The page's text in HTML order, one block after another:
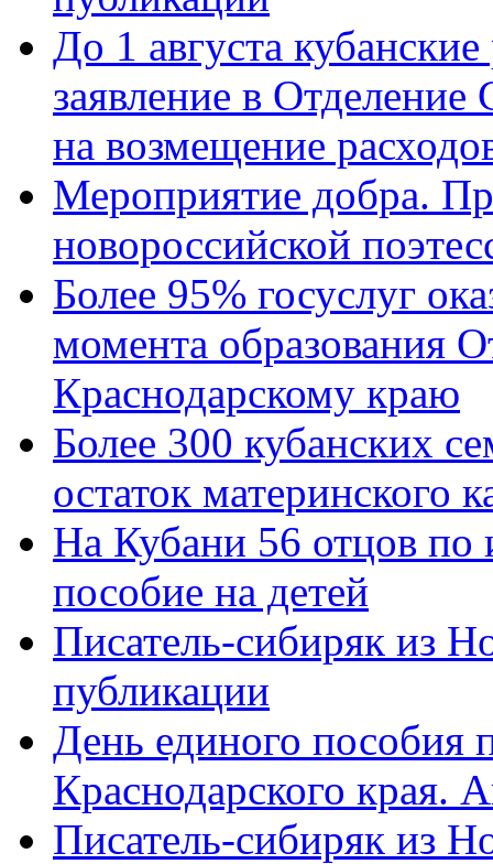
До 1 августа
заявление в
на возмещение
Мероприятие добра.
новороссийской
Более 95% госуслуг
момента образования
Краснодарскому краю
Более 300 кубанских
остаток материнского
На Кубани 56 отцов по
пособие на детей
Писатель-сибиряк из
публикации
День единого пособия
Краснодарского края.
Писатель-сибиряк из